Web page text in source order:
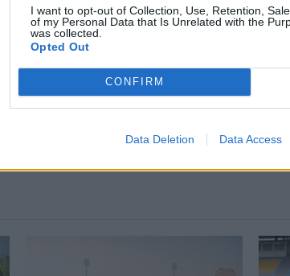
I want to opt-out of Collection, Use, Retention,
of my Personal Data that Is Unrelated with the
was collected.
Opted Out
CONFIRM
Data Deletion Data Access
ΣΧΟΛΙΑΣΤΕ